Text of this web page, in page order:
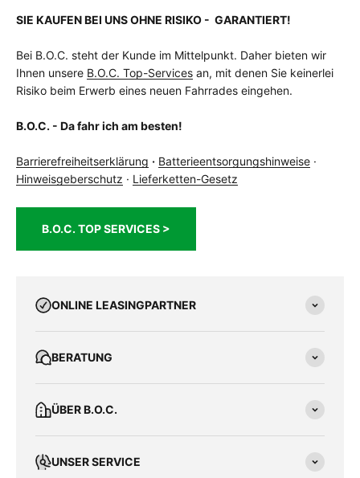
SIE KAUFEN BEI UNS OHNE RISIKO - GARANTIERT!
Bei B.O.C. steht der Kunde im Mittelpunkt. Daher bieten wir
Ihnen unsere B.O.C. Top-Services an, mit denen Sie keinerlei
Risiko beim Erwerb eines neuen Fahrrades eingehen.
B.O.C. - Da fahr ich am besten!
Barrierefreiheitserklärung · Batterieentsorgungshinweise ·
Hinweisgeberschutz · Lieferketten-Gesetz
B.O.C. TOP SERVICES >
ONLINE LEASINGPARTNER
BERATUNG
ÜBER B.O.C.
UNSER SERVICE